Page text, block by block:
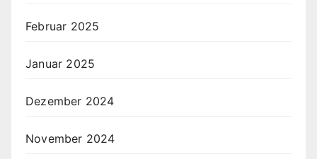
Februar 2025
Januar 2025
Dezember 2024
November 2024